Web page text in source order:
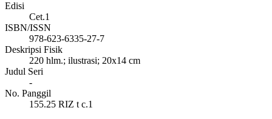
Edisi
Cet.1
ISBN/ISSN
978-623-6335-27-7
Deskripsi Fisik
220 hlm.; ilustrasi; 20x14 cm
Judul Seri
-
No. Panggil
155.25 RIZ t c.1